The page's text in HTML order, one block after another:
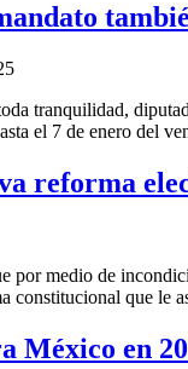
diputados
el 7 de enero
reforma
de
constitucional que
México en